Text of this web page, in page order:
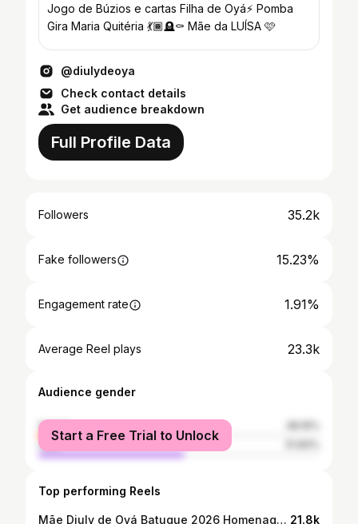
Jogo de Búzios e cartas Filha de Oyá⚡️ Pomba
Gira Maria Quitéria 💃🏾🪦⚰️ Mãe da LUÍSA 🩷
@diulydeoya
Check contact details
Get audience breakdown
Full Profile Data
Followers 35.2k
Fake followers 15.23%
Engagement rate 1.91%
Average Reel plays 23.3k
Audience gender
female
male
Start a Free Trial to Unlock
Top performing Reels
Mãe Diuly de Oyá Batuque 2026 Homenagem a mãe Iemanjá . #iemanja #oya #ogum #batuque #axe 21.8k